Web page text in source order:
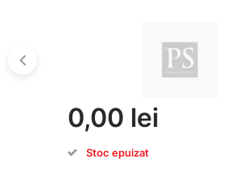
0,00 lei
Stoc epuizat